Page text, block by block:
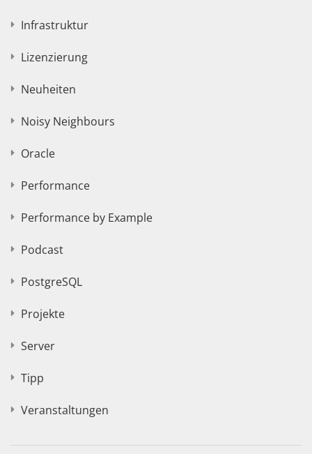
Infrastruktur
Lizenzierung
Neuheiten
Noisy Neighbours
Oracle
Performance
Performance by Example
Podcast
PostgreSQL
Projekte
Server
Tipp
Veranstaltungen